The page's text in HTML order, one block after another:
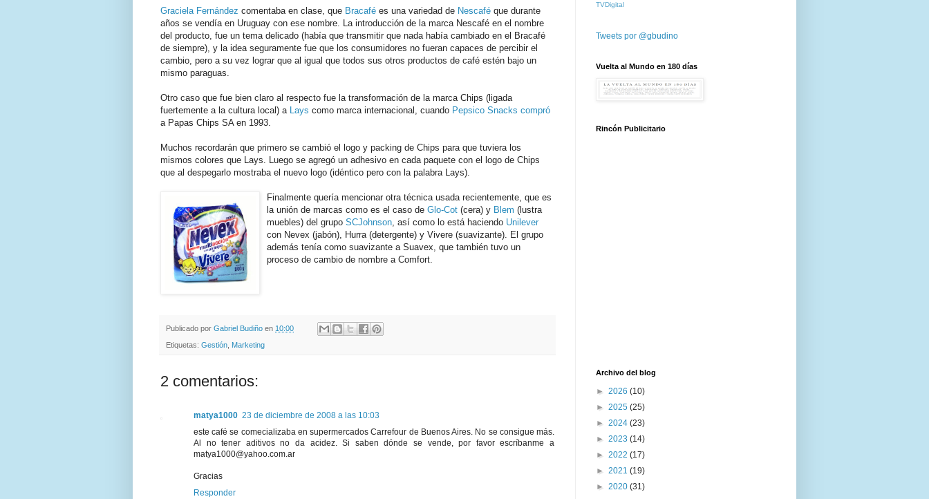
Graciela Fernández comentaba en clase, que Bracafé es una variedad de Nescafé que durante
años se vendía en Uruguay con ese nombre. La introducción de la marca Nescafé en el nombre
del producto, fue un tema delicado (había que transmitir que nada había cambiado en el Bracafé
de siempre), y la idea seguramente fue que los consumidores no fueran capaces de percibir el
cambio, pero a su vez lograr que al igual que todos sus otros productos de café estén bajo un
mismo paraguas.
Otro caso que fue bien claro al respecto fue la transformación de la marca Chips (ligada
fuertemente a la cultura local) a Lays como marca internacional, cuando Pepsico Snacks compró
a Papas Chips SA en 1993.
Muchos recordarán que primero se cambió el logo y packing de Chips para que tuviera los
mismos colores que Lays. Luego se agregó un adhesivo en cada paquete con el logo de Chips
que al despegarlo mostraba el nuevo logo (idéntico pero con la palabra Lays).
Finalmente quería mencionar otra técnica usada recientemente, que es
la unión de marcas como es el caso de Glo-Cot (cera) y Blem (lustra
muebles) del grupo SCJohnson , así como lo está haciendo Unilever
con Nevex (jabón), Hurra (detergente) y Vivere (suavizante). El grupo
además tenía como suavizante a Suavex, que también tuvo un
proceso de cambio de nombre a Comfort.
Publicado por Gabriel Budiño en 10:00
Etiquetas: Gestión Marketing
2 comentarios:
matya1000 23 de diciembre de 2008 a las 10:03
este café se comecializaba en supermercados Carrefour de Buenos Aires. No se consigue más.
Al no tener aditivos no da acidez. Si saben dónde se vende, por favor escríbanme a
matya1000@yahoo.com.ar
Gracias
Responder
TVDigital
Tweets por @gbudino
Vuelta al Mundo en 180 días
Rincón Publicitario
Archivo del blog
► 2026 (10)
► 2025 (25)
► 2024 (23)
► 2023 (14)
► 2022 (17)
► 2021 (19)
► 2020 (31)